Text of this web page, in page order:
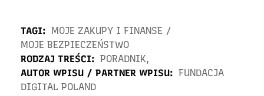
TAGI: MOJE ZAKUPY I FINANSE /
MOJE BEZPIECZEŃSTWO
RODZAJ TREŚCI: PORADNIK,
AUTOR WPISU / PARTNER WPISU: FUNDACJA
DIGITAL POLAND